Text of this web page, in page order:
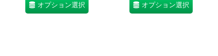
オプション選択 オプション選択